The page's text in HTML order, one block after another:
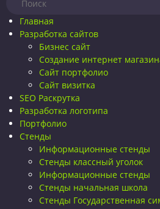
Главная
Разработка сайтов
Бизнес сайт
Создание интернет
Сайт портфолио
Сайт визитка
SEO Раскрутка
Разработка логотипа
Портфолио
Стенды
Информационные стенды
Стенды классный уголок
Информационные стенды
Стенды начальная школа
Стенды Государственная